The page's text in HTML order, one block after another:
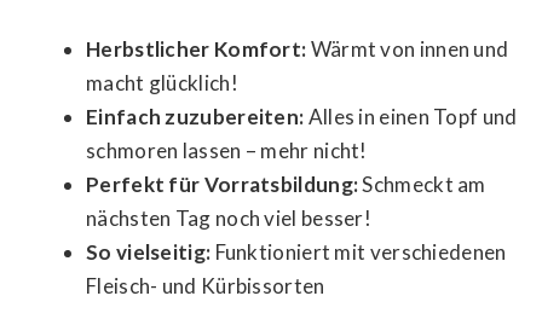
Herbstlicher Komfort:Wärmt von innen und
macht glücklich!
Einfach zuzubereiten:Alles in einen Topf und
schmoren lassen – mehr nicht!
Perfekt für Vorratsbildung:Schmeckt am
nächsten Tag noch viel besser!
So vielseitig: Funktioniert mit verschiedenen
Fleisch- und Kürbissorten